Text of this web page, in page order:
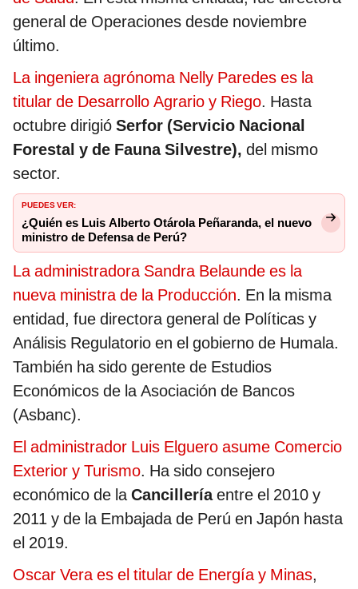
general de Operaciones desde noviembre
último.
La ingeniera agrónoma Nelly Paredes es la
titular de Desarrollo Agrario y Riego. Hasta
octubre dirigió Serfor (Servicio Nacional
Forestal y de Fauna Silvestre), del mismo
sector.
PUEDES VER:
¿Quién es Luis Alberto Otárola Peñaranda, el nuevo
ministro de Defensa de Perú?
La administradora Sandra Belaunde es la
nueva ministra de la Producción. En la misma
entidad, fue directora general de Políticas y
Análisis Regulatorio en el gobierno de Humala.
También ha sido gerente de Estudios
Económicos de la Asociación de Bancos
(Asbanc).
El administrador Luis Elguero asume Comercio
Exterior y Turismo. Ha sido consejero
económico de laCancilleríaentre el 2010 y
2011 y de la Embajada de Perú en Japón hasta
el 2019.
Oscar Vera es el titular de Energía y Minas,